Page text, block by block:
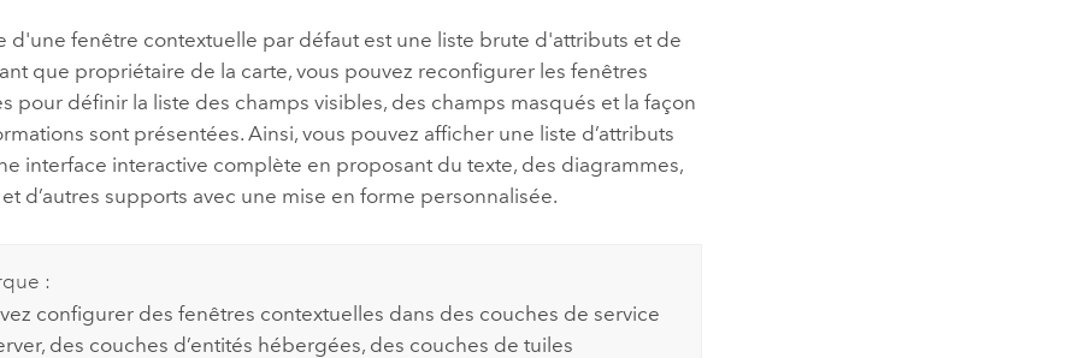
d'une fenêtre contextuelle par défaut est une liste brute d'attributs et de
que propriétaire de la carte, vous pouvez reconfigurer les fenêtres
pour définir la liste des champs visibles, des champs masqués et la façon
sont présentées. Ainsi, vous pouvez afficher une liste d’attributs
interface interactive complète en proposant du texte, des diagrammes,
d’autres supports avec une mise en forme personnalisée.
:
configurer des fenêtres contextuelles dans des couches de service
, des couches d’entités hébergées, des couches de tuiles